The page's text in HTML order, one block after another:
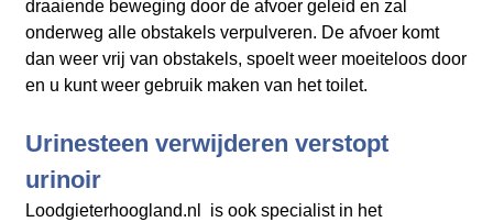
draaiende beweging door de afvoer geleid en zal
onderweg alle obstakels verpulveren. De afvoer komt
dan weer vrij van obstakels, spoelt weer moeiteloos door
en u kunt weer gebruik maken van het toilet.
Urinesteen verwijderen verstopt
urinoir
Loodgieterhoogland.nl is ook specialist in het